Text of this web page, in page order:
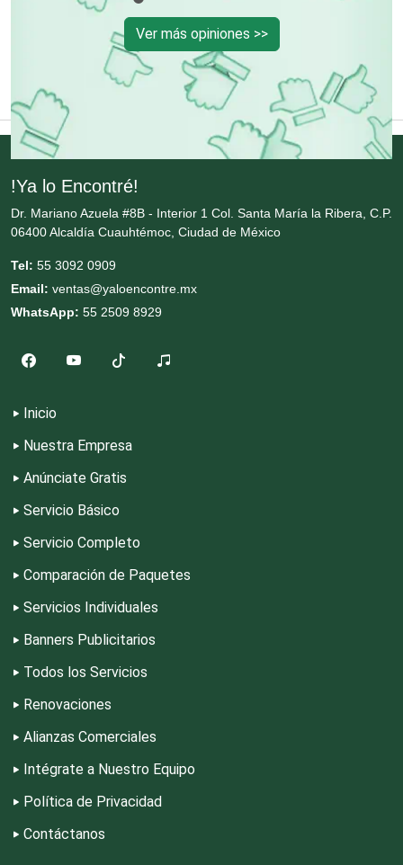
Conversiones Automotrices
Copiadoras
Cortinas, Persianas y Alfombras
Cremerías y Salchichonerías
Cristalerías
Dentistas
Deportes
Desarrollo de Software
Desperdicios Industriales
Dulcerías
Ver más opiniones >>
!Ya lo Encontré!
Dr. Mariano Azuela #8B - Interior 1 Col. Santa María la Ribera, C.P.
06400 Alcaldía Cuauhtémoc, Ciudad de México
Tel: 55 3092 0909
Email: ventas@yaloencontre.mx
WhatsApp: 55 2509 8929
Inicio
Nuestra Empresa
Anúnciate Gratis
Servicio Básico
Servicio Completo
Comparación de Paquetes
Servicios Individuales
Banners Publicitarios
Todos los Servicios
Renovaciones
Alianzas Comerciales
Intégrate a Nuestro Equipo
Política de Privacidad
Contáctanos